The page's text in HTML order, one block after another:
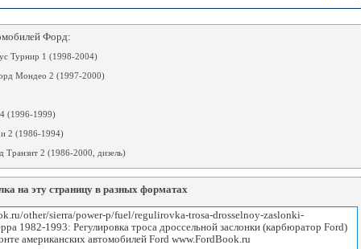
Форд:
Турнир 1 (1998-2004)
Мондео 2 (1997-2000)
(1996-1999)
2 (1986-1994)
Транзит 2 (1986-2000, дизель)
на эту страницу в разных форматах